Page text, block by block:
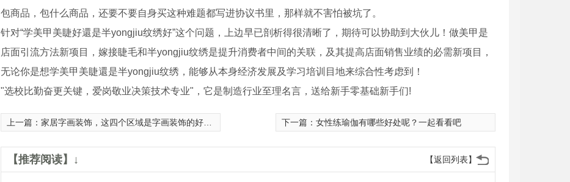
包商品，包什么商品，还要不要自身买这种难题都写进协议书里，那样就不害怕被坑了。
针对“学美甲美睫好還是半yongjiu纹绣好”这个问题，上边早已剖析得很清晰了，期待可以协助到大伙儿！做美甲是
店面引流方法新项目，嫁接睫毛和半yongjiu纹绣是提升消费者中间的关联，及其提高店面销售业绩的必需新项目，
无论你是想学美甲美睫還是半yongjiu纹绣，能够从本身经济发展及学习培训目地来综合性考虑到！
"选校比勤奋更关键，爱岗敬业决策技术专业"，它是制造行业至理名言，送给新手零基础新手们!
上一篇： 家居字画装饰，这四个区域是字画装饰的好去处 下一篇： 女性练瑜伽有哪些好处呢？一起看看吧
【返回列表】
【推荐阅读】↓